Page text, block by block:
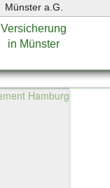
Münster a.G.
Versicherung
in Münster